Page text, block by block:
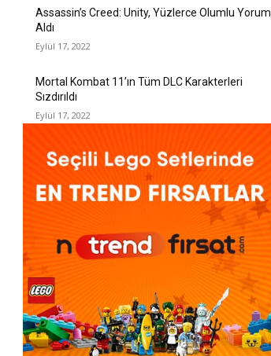
Assassin’s Creed: Unity, Yüzlerce Olumlu Yorum
Aldı
Eylül 17, 2022
Mortal Kombat 11’ın Tüm DLC Karakterleri
Sızdırıldı
Eylül 17, 2022